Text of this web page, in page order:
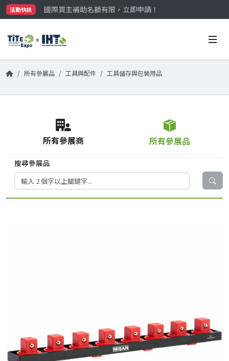
活動快訊
國際買主補助名額有限，立即申請！
參觀門票開放申請中‼️
國際買主補助名額有限，立即申請！
所有參展品 工具與配件 工具儲存與包裝用品
所有參展商 所有參展品
搜尋參展品